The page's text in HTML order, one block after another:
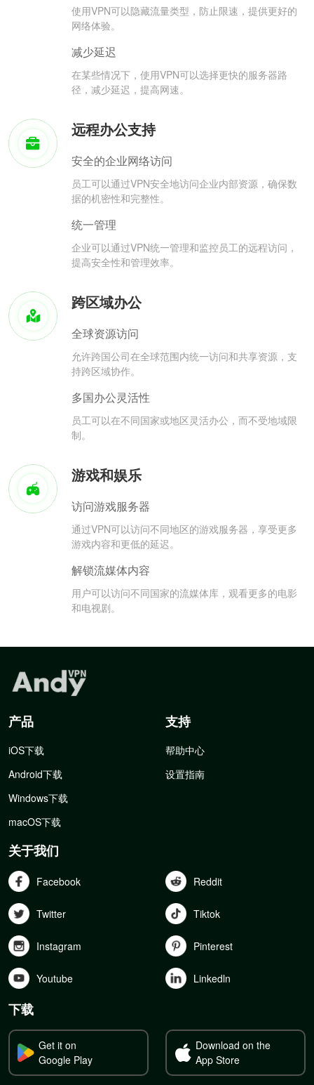
使用VPN可以隐藏流量类型，防止限速，提供更好的
网络体验。
减少延迟
在某些情况下，使用VPN可以选择更快的服务器路
径，减少延迟，提高网速。
远程办公支持
安全的企业网络访问
员工可以通过VPN安全地访问企业内部资源，确保数
据的机密性和完整性。
统一管理
企业可以通过VPN统一管理和监控员工的远程访问，
提高安全性和管理效率。
跨区域办公
全球资源访问
允许跨国公司在全球范围内统一访问和共享资源，支
持跨区域协作。
多国办公灵活性
员工可以在不同国家或地区灵活办公，而不受地域限
制。
游戏和娱乐
访问游戏服务器
通过VPN可以访问不同地区的游戏服务器，享受更多
游戏内容和更低的延迟。
解锁流媒体内容
用户可以访问不同国家的流媒体库，观看更多的电影
和电视剧。
产品
iOS下载
Android下载
Windows下载
macOS下载
支持
帮助中心
设置指南
关于我们
Facebook Reddit
Twitter Tiktok
Instagram Pinterest
Youtube Linkedln
下载
Get it on
Google Play
Download on the
App Store